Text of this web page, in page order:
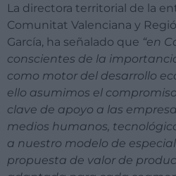
La directora territorial de la
Comunitat Valenciana y
García, ha señalado que “en
conscientes de la
como motor del desarrollo
ello asumimos el
clave de apoyo a las
medios humanos,
a nuestro modelo de
propuesta de valor de